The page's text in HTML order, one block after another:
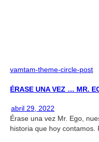
vamtam-theme-circle-post
ÉRASE UNA VEZ … MR.
abril 29, 2022
Érase una vez Mr. Ego,
historia que hoy contamos.